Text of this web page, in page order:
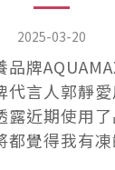
2025-03-20
牌
代言人郭靜
近期使用了
都覺得我有凍